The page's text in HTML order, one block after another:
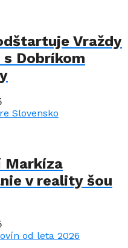
Vraždy
Dobríkom
Markíza
v reality šou